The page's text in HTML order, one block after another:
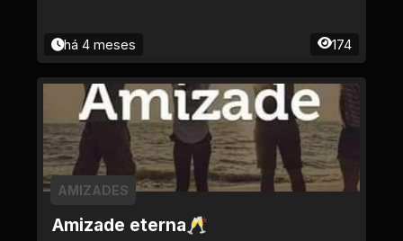
há 4 meses 174
Amizade eterna🥂
AMIZADES